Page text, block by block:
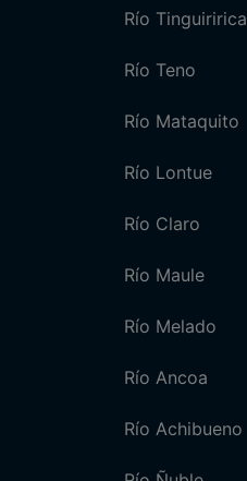
Río Tinguiririca
Río Teno
Río Mataquito
Río Lontue
Río Claro
Río Maule
Río Melado
Río Ancoa
Río Achibueno